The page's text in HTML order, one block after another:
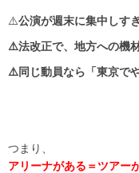
⚠️公演が週末に集中しす
⚠️法改正で、地方への機
⚠️同じ動員なら「東京で
つまり、
アリーナがある＝ツアー